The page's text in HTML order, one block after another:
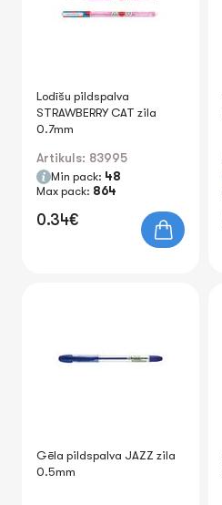
Lodīšu pildspalva
STRAWBERRY CAT zila
0.7mm
Artikuls: 83995
Min pack: 48
Max pack: 864
0.34€
Gēla pildspalva JAZZ zila
0.5mm